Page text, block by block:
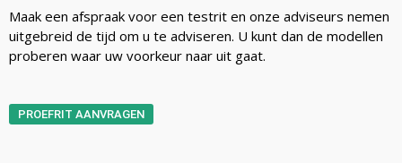
Maak een afspraak voor een testrit en onze adviseurs nemen
uitgebreid de tijd om u te adviseren. U kunt dan de modellen
proberen waar uw voorkeur naar uit gaat.
PROEFRIT AANVRAGEN